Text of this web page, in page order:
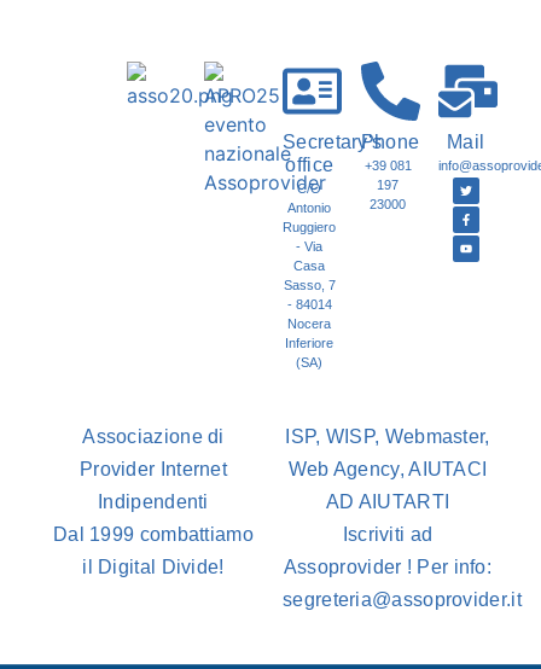
Secretary's
office
C/O
Antonio
Ruggiero
- Via
Casa
Sasso, 7
- 84014
Nocera
Inferiore
(SA)
Phone
+39 081
197
23000
Mail
Associazione di
Provider Internet
Indipendenti
Dal 1999 combattiamo
il Digital Divide!
ISP, WISP, Webmaster,
Web Agency, AIUTACI
AD AIUTARTI
Iscriviti ad
Assoprovider ! Per info:
segreteria@assoprovider.it